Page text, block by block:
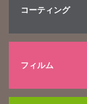
コーティング
フィルム